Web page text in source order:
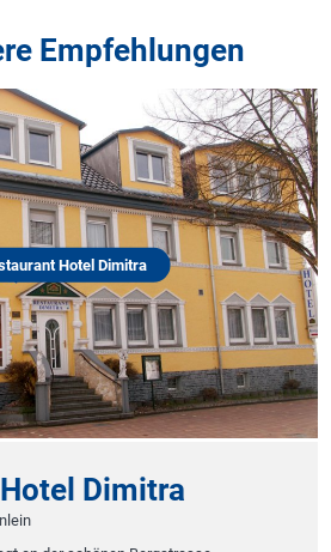
Empfehlungen
Hotel Dimitra
Dimitra